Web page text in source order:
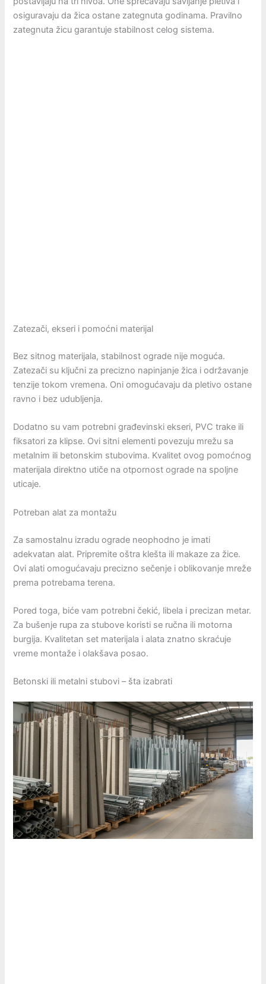
osiguravaju da žica ostane zategnuta godinama. Pravilno
zategnuta žicu garantuje stabilnost celog sistema.
Zatezači, ekseri i pomoćni materijal
Bez sitnog materijala, stabilnost ograde nije moguća.
Zatezači su ključni za precizno napinjanje žica i održavanje
tenzije tokom vremena. Oni omogućavaju da pletivo ostane
ravno i bez udubljenja.
Dodatno su vam potrebni građevinski ekseri, PVC trake ili
fiksatori za klipse. Ovi sitni elementi povezuju mrežu sa
metalnim ili betonskim stubovima. Kvalitet ovog pomoćnog
materijala direktno utiče na otpornost ograde na spoljne
uticaje.
Potreban alat za montažu
Za samostalnu izradu ograde neophodno je imati
adekvatan alat. Pripremite oštra klešta ili makaze za žice.
Ovi alati omogućavaju precizno sečenje i oblikovanje mreže
prema potrebama terena.
Pored toga, biće vam potrebni čekić, libela i precizan metar.
Za bušenje rupa za stubove koristi se ručna ili motorna
burgija. Kvalitetan set materijala i alata znatno skraćuje
vreme montaže i olakšava posao.
Betonski ili metalni stubovi – šta izabrati